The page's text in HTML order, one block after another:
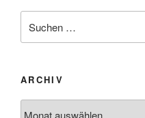
nach:
ARCHIV